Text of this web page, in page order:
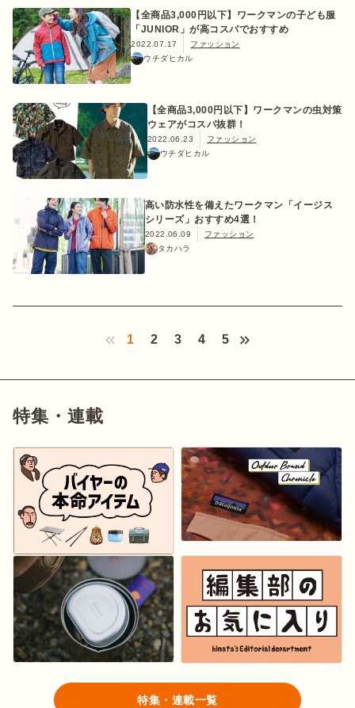
【全商品3,000円以下】ワークマンの子ども服
「JUNIOR」が高コスパでおすすめ
2022.07.17
ファッション
ウチダヒカル
【全商品3,000円以下】ワークマンの虫対策
ウェアがコスパ抜群！
2022.06.23
ファッション
ウチダヒカル
高い防水性を備えたワークマン「イージス
シリーズ」おすすめ4選！
2022.06.09
ファッション
タカハラ
1 2 3 4 5
特集・連載
特集・連載一覧